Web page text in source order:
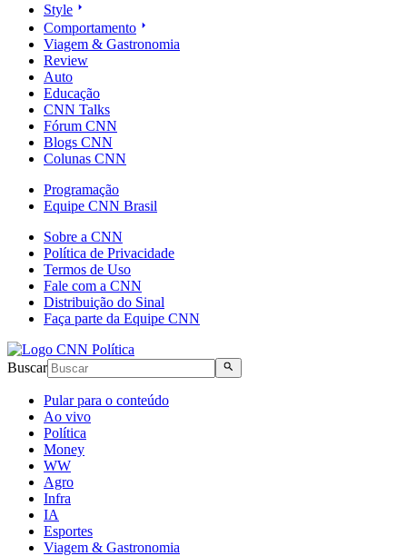
Style
Comportamento
Viagem & Gastronomia
Review
Auto
Educação
CNN Talks
Fórum CNN
Blogs CNN
Colunas CNN
Programação
Equipe CNN Brasil
Sobre a CNN
Política de Privacidade
Termos de Uso
Fale com a CNN
Distribuição do Sinal
Faça parte da Equipe CNN
Buscar
Pular para o conteúdo
Ao vivo
Política
Money
WW
Agro
Infra
IA
Esportes
Viagem & Gastronomia